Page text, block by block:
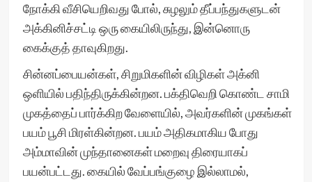
நோக்கி வீசியெறிவது போல், சுழலும் தீப்பந்துகளுடன்
அக்கினிச்சட்டி ஒரு கையிலிருந்து, இன்னொரு
கைக்குத் தாவுகிறது.
சின்னப்பையன்கள், சிறுமிகளின் விழிகள் அக்னி
ஒளியில் பதிந்திருக்கின்றன. பக்திவெறி கொண்ட சாமி
முகத்தைப் பார்க்கிற வேளையில், அவர்களின் முகங்கள்
பயம் பூசி மிரள்கின்றன. பயம் அதிகமாகிய போது
அம்மாவின் முந்தானைகள் மறைவு திரையாகப்
பயன்பட்டது. கையில் வேப்பங்குழை இல்லாமல்,